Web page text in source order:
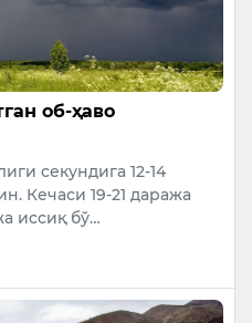
об-ҳаво
секундига 12-14
Кечаси 19-21 даража
иccиқ бў…